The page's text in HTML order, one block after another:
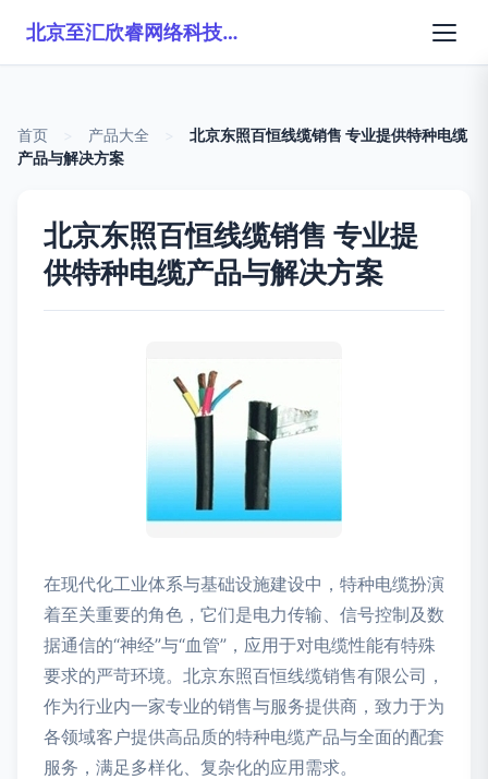
北京至汇欣睿网络科技有限公司
首页 产品大全
北京东照百恒线缆销售 专业提供特种电缆
产品与解决方案
北京东照百恒线缆销售 专业提
供特种电缆产品与解决方案
在现代化工业体系与基础设施建设中，特种电缆扮演
着至关重要的角色，它们是电力传输、信号控制及数
据通信的“神经”与“血管”，应用于对电缆性能有特殊
要求的严苛环境。北京东照百恒线缆销售有限公司，
作为行业内一家专业的销售与服务提供商，致力于为
各领域客户提供高品质的特种电缆产品与全面的配套
服务，满足多样化、复杂化的应用需求。